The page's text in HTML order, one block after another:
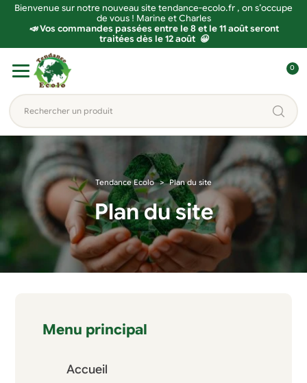
Bienvenue sur notre nouveau site tendance-ecolo.fr , on s’occupe
de vous ! Marine et Charles
📣 Vos commandes passées entre le 8 et le 11 août seront
traitées dès le 12 août 😀
navigation
contenu
Rechercher
un
produit...
o
n
x
i
o
0
Tendance Ecolo Plan du site
Plan du site
Menu principal
Accueil